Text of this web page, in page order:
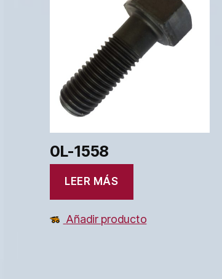
0L-1558
LEER MÁS
Añadir producto